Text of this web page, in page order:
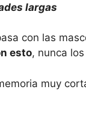
largas
con las
esto, nunca
muy